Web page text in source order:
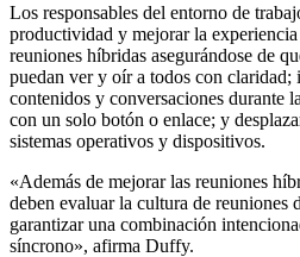
Los responsables del entorno de
productividad y mejorar la
reuniones híbridas asegurándose de
puedan ver y oír a todos con claridad;
contenidos y conversaciones durante
con un solo botón o enlace; y
sistemas operativos y dispositivos.
«Además de mejorar las reuniones
deben evaluar la cultura de reuniones
garantizar una combinación
síncrono», afirma Duffy.